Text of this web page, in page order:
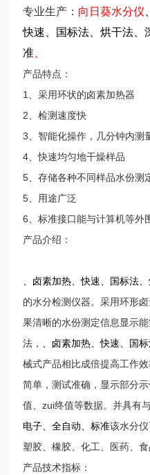
专业生产： 向日葵水分仪
快速 、国标法 、烘干法 、
准
产品特点：
1、采用环状的卤素加热器
2、检测速度快
3、智能化操作，几分钟内测
4、快速均匀地干燥样品
5、存储各种不同样品水份测
5、用途广泛
6、标准接口能与计算机等外
产品介绍：
、卤素加热 、快速 、国标法
的水分检测仪器。采用环形
果清晰的水份测定信息显示
法，
、卤素加热 、快速 、国
械式产品相比成倍提高工作
简单，测试准确，显示部分
值、zui终值等数据。并具有
电子 、全自动 、标准该水分
塑胶、橡胶、化工、医药、
产品技术指标：